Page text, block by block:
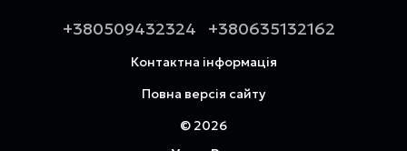
+380509432324 +380635132162
Контактна інформація
Повна версія сайту
© 2026